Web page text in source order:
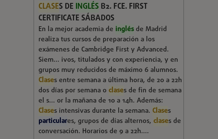
CLASES DE INGLÉSB2. FCE. FIRST
CERTIFICATE SÁBADOS
En la mejor academia de inglésde Madrid
realiza tus cursos de preparación a los
exámenes de Cambridge First y Advanced.
Siem... ivos, titulados y con experiencia, y en
grupos muy reducidos de máximo 6 alumnos.
Clases entre semana a última hora, de 20 a 22h
dos días por semana oclases de fin de semana
el s... or la mañana de 10 a 14h. Además:
Clases intensivas durante la semana. Clases
particulares, grupos de días alternos, clases de
conversación. Horarios de 9 a 22h....